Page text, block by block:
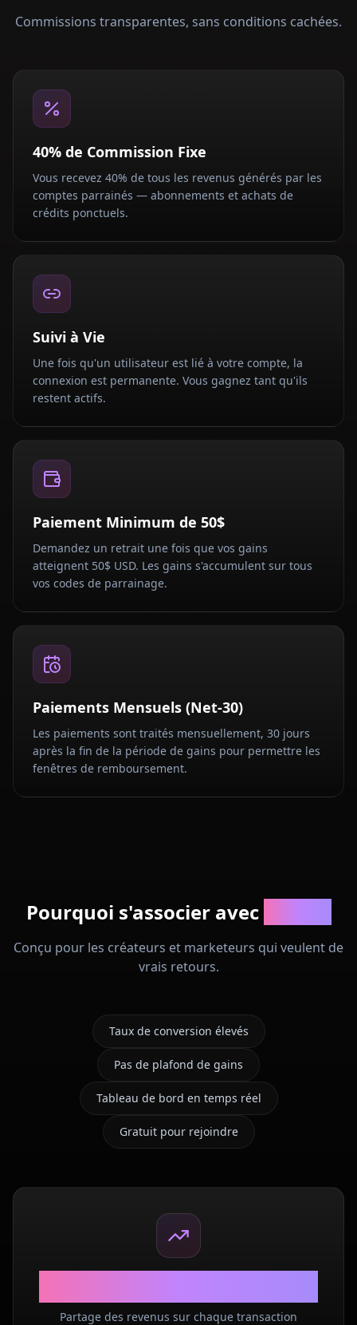
Commissions transparentes, sans conditions cachées.
40% de Commission Fixe
Vous recevez 40% de tous les revenus générés par les
comptes parrainés — abonnements et achats de
crédits ponctuels.
Suivi à Vie
Une fois qu'un utilisateur est lié à votre compte, la
connexion est permanente. Vous gagnez tant qu'ils
restent actifs.
Paiement Minimum de 50$
Demandez un retrait une fois que vos gains
atteignent 50$ USD. Les gains s'accumulent sur tous
vos codes de parrainage.
Paiements Mensuels (Net-30)
Les paiements sont traités mensuellement, 30 jours
après la fin de la période de gains pour permettre les
fenêtres de remboursement.
Pourquoi s'associer avec
Conçu pour les créateurs et marketeurs qui veulent de
vrais retours.
Taux de conversion élevés
Pas de plafond de gains
Tableau de bord en temps réel
Gratuit pour rejoindre
Partage des revenus sur chaque transaction